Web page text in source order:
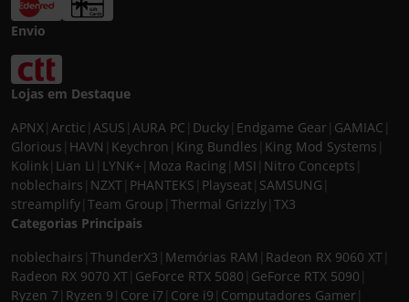
Envio
Lojas em Destaque
APNX Arctic ASUS AURA PC Ducky Endgame Gear GAMIAC
Glorious HAVN Keychron King Bundles King Mod Systems
Kolink Lian Li LYNK+ Moza Racing MSI Nitro Concepts
noblechairs NZXT PHANTEKS Playseat SAMSUNG
streamplify Team Group Thermal Grizzly TX3
Categorias Principais
noblechairs ThunderX3 Memórias RAM Radeon RX 9060 XT
Radeon RX 9070 XT GeForce RTX 5080 GeForce RTX 5090
Ryzen 7 Ryzen 9 Core i7 Core i9 Computadores Gamer